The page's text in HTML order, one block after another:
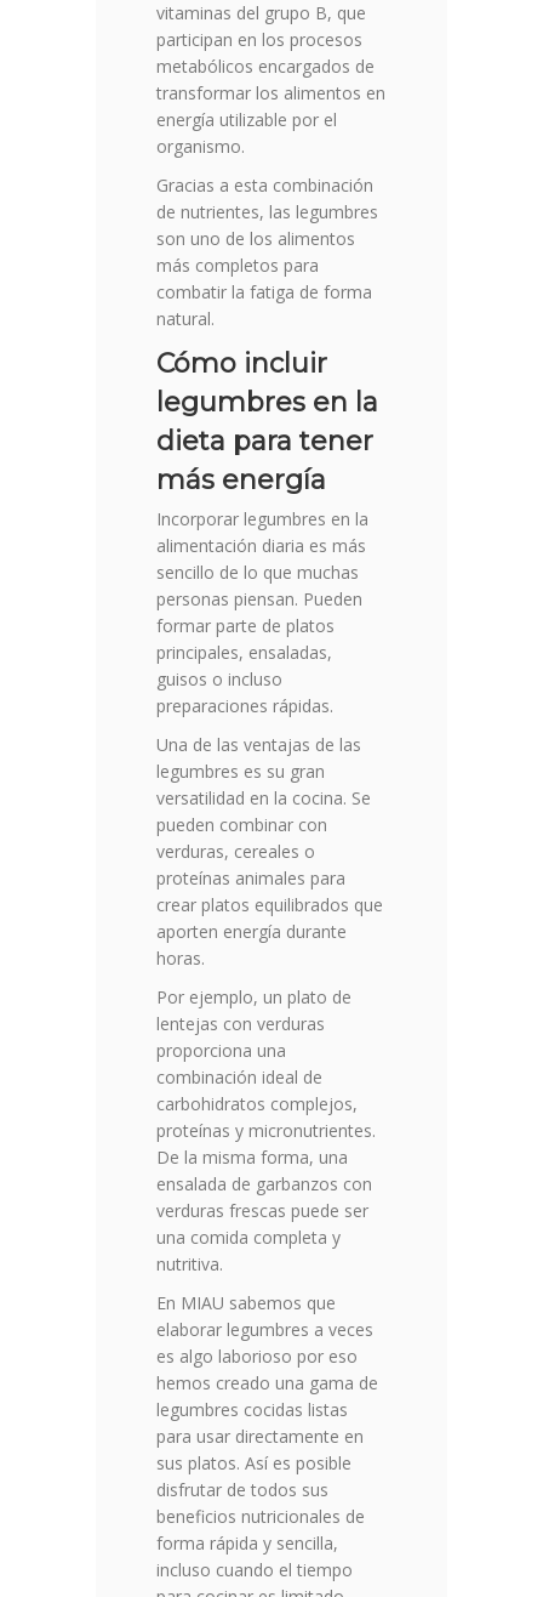
vitaminas del grupo B, que
participan en los procesos
metabólicos encargados de
transformar los alimentos en
energía utilizable por el
organismo.
Gracias a esta combinación
de nutrientes, las legumbres
son uno de los alimentos
más completos para
combatir la fatiga de forma
natural.
Cómo incluir
legumbres en la
dieta para tener
más energía
Incorporar legumbres en la
alimentación diaria es más
sencillo de lo que muchas
personas piensan. Pueden
formar parte de platos
principales, ensaladas,
guisos o incluso
preparaciones rápidas.
Una de las ventajas de las
legumbres es su gran
versatilidad en la cocina. Se
pueden combinar con
verduras, cereales o
proteínas animales para
crear platos equilibrados que
aporten energía durante
horas.
Por ejemplo, un plato de
lentejas con verduras
proporciona una
combinación ideal de
carbohidratos complejos,
proteínas y micronutrientes.
De la misma forma, una
ensalada de garbanzos con
verduras frescas puede ser
una comida completa y
nutritiva.
En MIAU sabemos que
elaborar legumbres a veces
es algo laborioso por eso
hemos creado una gama de
legumbres cocidas listas
para usar directamente en
sus platos. Así es posible
disfrutar de todos sus
beneficios nutricionales de
forma rápida y sencilla,
incluso cuando el tiempo